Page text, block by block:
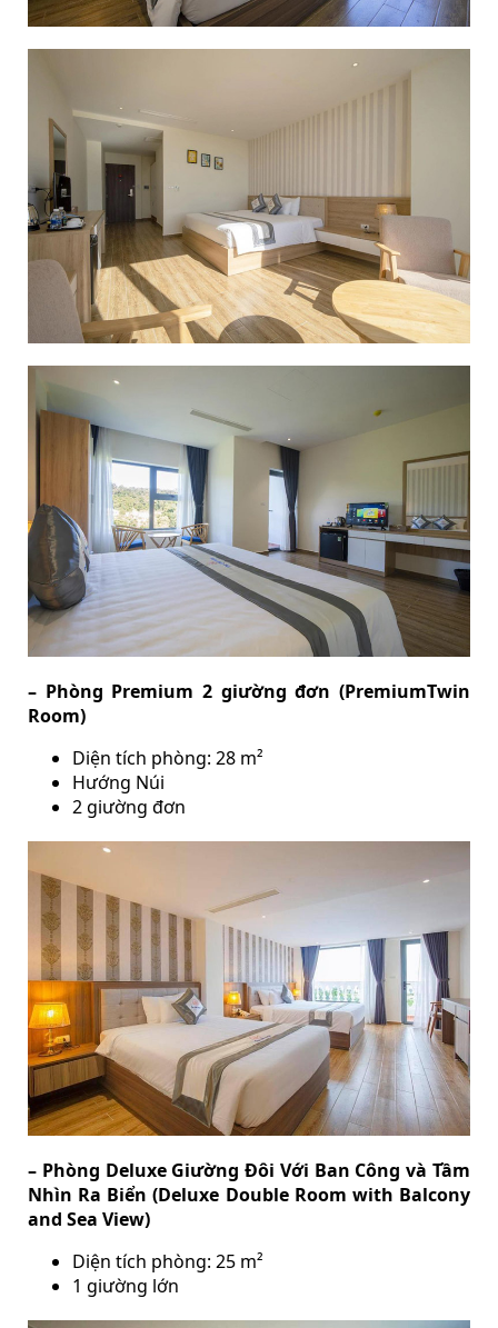
– Phòng Premium 2 giường đơn (PremiumTwin
Room)
Diện tích phòng: 28 m²
Hướng Núi
2 giường đơn
– Phòng Deluxe Giường Đôi Với Ban Công và Tầm
Nhìn Ra Biển (Deluxe Double Room with Balcony
and Sea View)
Diện tích phòng: 25 m²
1 giường lớn